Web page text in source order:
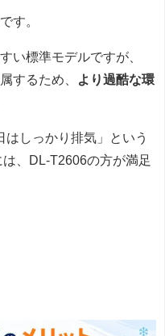
す。
い標準モデルですが、
するため、
より過酷な環
はしっかり排気」という
、DL-T2606の方が満足